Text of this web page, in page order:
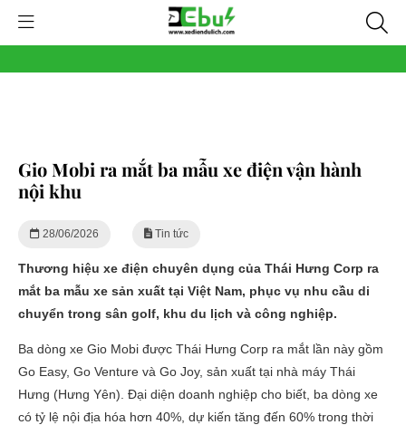
Gio Mobi ra mắt ba mẫu xe điện vận hành
nội khu
28/06/2026 Tin tức
Thương hiệu xe điện chuyên dụng của Thái Hưng Corp ra
mắt ba mẫu xe sản xuất tại Việt Nam, phục vụ nhu cầu di
chuyển trong sân golf, khu du lịch và công nghiệp.
Ba dòng xe Gio Mobi được Thái Hưng Corp ra mắt lần này gồm
Go Easy, Go Venture và Go Joy, sản xuất tại nhà máy Thái
Hưng (Hưng Yên). Đại diện doanh nghiệp cho biết, ba dòng xe
có tỷ lệ nội địa hóa hơn 40%, dự kiến tăng đến 60% trong thời